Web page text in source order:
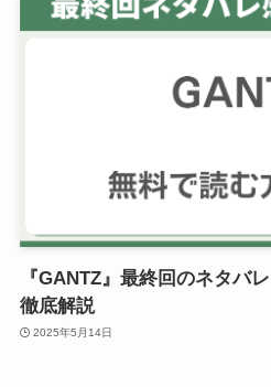
『GANTZ』最終回のネタバ
徹底解説
2025年5月14日